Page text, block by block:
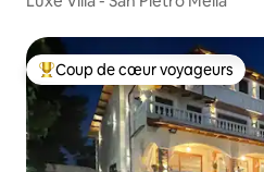
Coups de cœur voyageurs les
Coup de cœur voyageurs